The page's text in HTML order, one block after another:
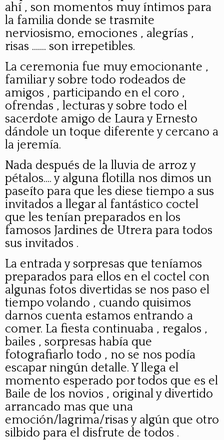
ahí , son momentos muy íntimos para
la familia donde se trasmite
nerviosismo, emociones , alegrías ,
risas ....... son irrepetibles.
La ceremonia fue muy emocionante ,
familiar y sobre todo rodeados de
amigos , participando en el coro ,
ofrendas , lecturas y sobre todo el
sacerdote amigo de Laura y Ernesto
dándole un toque diferente y cercano a
la jeremía.
Nada después de la lluvia de arroz y
pétalos.... y alguna flotilla nos dimos un
paseíto para que les diese tiempo a sus
invitados a llegar al fantástico coctel
que les tenían preparados en los
famosos Jardines de Utrera para todos
sus invitados .
La entrada y sorpresas que teníamos
preparados para ellos en el coctel con
algunas fotos divertidas se nos paso el
tiempo volando , cuando quisimos
darnos cuenta estamos entrando a
comer. La fiesta continuaba , regalos ,
bailes , sorpresas había que
fotografiarlo todo , no se nos podía
escapar ningún detalle. Y llega el
momento esperado por todos que es el
Baile de los novios , original y divertido
arrancado mas que una
emoción/lagrima/risas y algún que otro
silbido para el disfrute de todos .